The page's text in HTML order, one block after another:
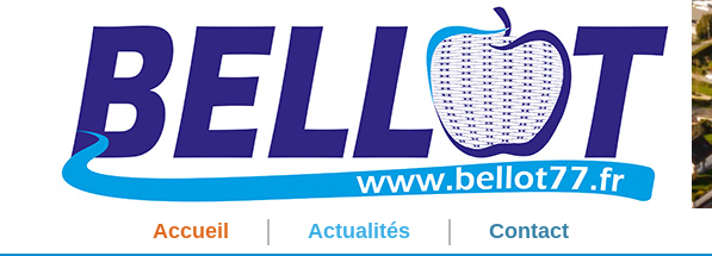
Accueil Actualités Contact